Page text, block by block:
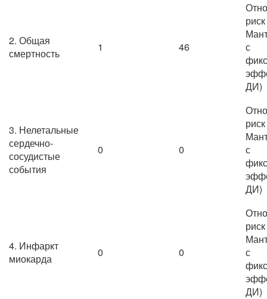
2. Общая
смертность
1 46
с
ДИ)
3. Нелетальные
сердечно-
сосудистые
события
0 0
с
ДИ)
4. Инфаркт
миокарда
0 0
с
ДИ)